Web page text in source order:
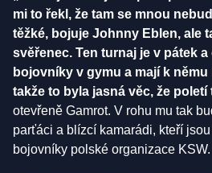
mi to řekl, že tam se mnou
těžké, bojuje Johnny Eblen, ale
svěřenec. Ten turnaj je v pátek
bojovníky v gymu a mají k němu
takže to byla jasná věc, že poletí
otevřeně Gamrot. V rohu mu tak
parťáci a blízcí kamarádi, kteří
bojovníky polské organizace KSW.